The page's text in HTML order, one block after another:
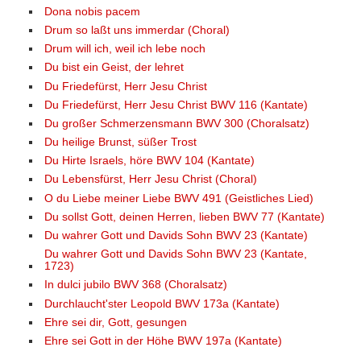
Dona nobis pacem
Drum so laßt uns immerdar (Choral)
Drum will ich, weil ich lebe noch
Du bist ein Geist, der lehret
Du Friedefürst, Herr Jesu Christ
Du Friedefürst, Herr Jesu Christ BWV 116 (Kantate)
Du großer Schmerzensmann BWV 300 (Choralsatz)
Du heilige Brunst, süßer Trost
Du Hirte Israels, höre BWV 104 (Kantate)
Du Lebensfürst, Herr Jesu Christ (Choral)
O du Liebe meiner Liebe BWV 491 (Geistliches Lied)
Du sollst Gott, deinen Herren, lieben BWV 77 (Kantate)
Du wahrer Gott und Davids Sohn BWV 23 (Kantate)
Du wahrer Gott und Davids Sohn BWV 23 (Kantate,
1723)
In dulci jubilo BWV 368 (Choralsatz)
Durchlaucht'ster Leopold BWV 173a (Kantate)
Ehre sei dir, Gott, gesungen
Ehre sei Gott in der Höhe BWV 197a (Kantate)